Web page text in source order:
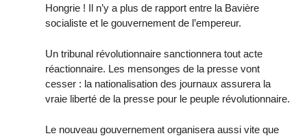
Hongrie ! Il n’y a plus de rapport entre la Bavière
socialiste et le gouvernement de l’empereur.
Un tribunal révolutionnaire sanctionnera tout acte
réactionnaire. Les mensonges de la presse vont
cesser : la nationalisation des journaux assurera la
vraie liberté de la presse pour le peuple révolutionnaire.
Le nouveau gouvernement organisera aussi vite que